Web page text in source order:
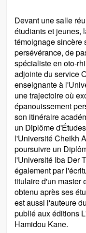
Devant une salle
étudiants et jeunes,
témoignage sincère
persévérance, de
spécialiste en oto-
adjointe du service
enseignante à
une trajectoire où
épanouissement
son itinéraire
un Diplôme
l'Université Cheikh
poursuivre un
l'Université Iba Der
également par
titulaire d'un master
obtenu après ses
est aussi l'auteure
publié aux éditions
Hamidou Kane.